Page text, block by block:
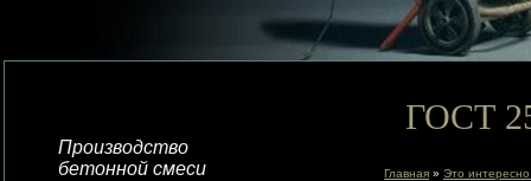
Производство
бетонной смеси
ГОСТ
Главная » Это